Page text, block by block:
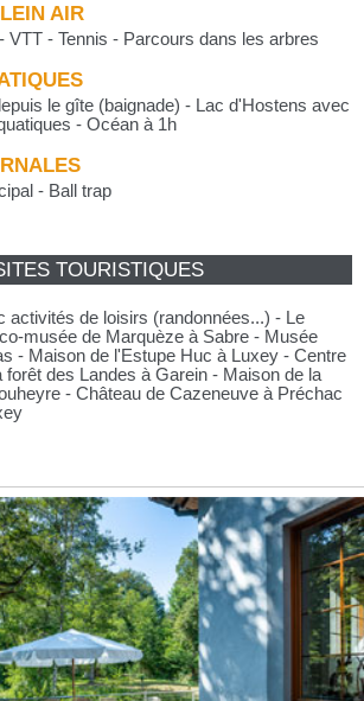
AIR
VTT - Tennis - Parcours dans les arbres
le gîte (baignade) - Lac d'Hostens avec
- Océan à 1h
- Ball trap
TOURISTIQUES
activités de loisirs (randonnées...) - Le
musée de Marquèze à Sabre - Musée
- Maison de l'Estupe Huc à Luxey - Centre
forêt des Landes à Garein - Maison de la
- Château de Cazeneuve à Préchac